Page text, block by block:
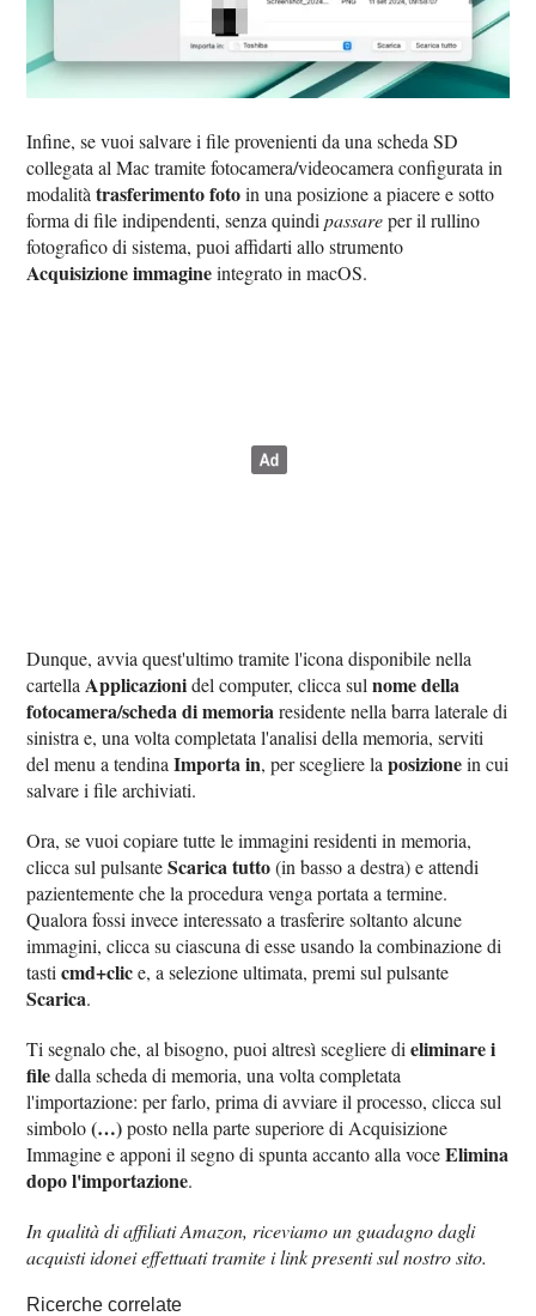
Infine, se vuoi salvare i file provenienti da una scheda SD
collegata al Mac tramite fotocamera/videocamera configurata in
modalitàtrasferimento fotoin una posizione a piacere e sotto
forma di file indipendenti, senza quindipassareper il rullino
fotografico di sistema, puoi affidarti allo strumento
Acquisizione immagineintegrato in macOS.
Dunque, avvia quest'ultimo tramite l'icona disponibile nella
cartella Applicazionidel computer, clicca sulnome della
fotocamera/scheda di memoriaresidente nella barra laterale di
sinistra e, una volta completata l'analisi della memoria, serviti
del menu a tendinaImporta in, per scegliere laposizionein cui
salvare i file archiviati.
Ora, se vuoi copiare tutte le immagini residenti in memoria,
clicca sul pulsanteScarica tutto(in basso a destra) e attendi
pazientemente che la procedura venga portata a termine.
Qualora fossi invece interessato a trasferire soltanto alcune
immagini, clicca su ciascuna di esse usando la combinazione di
tasticmd+clice, a selezione ultimata, premi sul pulsante
Scarica.
Ti segnalo che, al bisogno, puoi altresì scegliere dieliminare i
filedalla scheda di memoria, una volta completata
l'importazione: per farlo, prima di avviare il processo, clicca sul
simbolo(…)posto nella parte superiore di Acquisizione
Immagine e apponi il segno di spunta accanto alla voceElimina
dopo l'importazione.
In qualità di affiliati Amazon, riceviamo un guadagno dagli
acquisti idonei effettuati tramite i link presenti sul nostro sito.